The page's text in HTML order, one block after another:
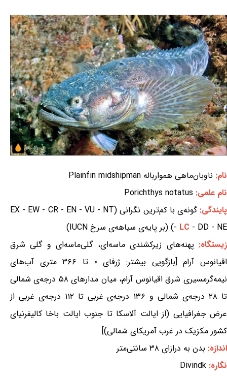
نام: ناوبان‌ماهی هموارباله Plainfin midshipman
نام علمی: Porichthys notatus
پایندگی:
گونه‌ی با کم‌ترین نگرانی (EX - EW - CR - EN - VU - NT
- LC - DD - NE) (بر پایه‌ی سیاهه‌ی سرخ IUCN)
زیستگاه: پهنه‌های زیرکشندی ماسه‌ای، گلی‌ماسه‌ای و گلی شرق
اقیانوس آرام [بازگویی بیشتر: ژرفای ۰ تا ۳۶۶ متری آب‌های
نیمه‌گرمسیری شرق اقیانوس آرام، میان مدارهای ۵۸ درجه‌ی شمالی
تا ۲۸ درجه‌ی شمالی و ۱۳۶ درجه‌ی غربی تا ۱۱۲ درجه‌ی غربی از
عرض جغرافیایی (از ایالت آلاسکا تا جنوب ایالت باخا کالیفرنیای
کشور مکزیک در غرب آمریکای شمالی)]
اندازه: بدن به درازای ۳۸ سانتی‌متر
نگاره: Divindk